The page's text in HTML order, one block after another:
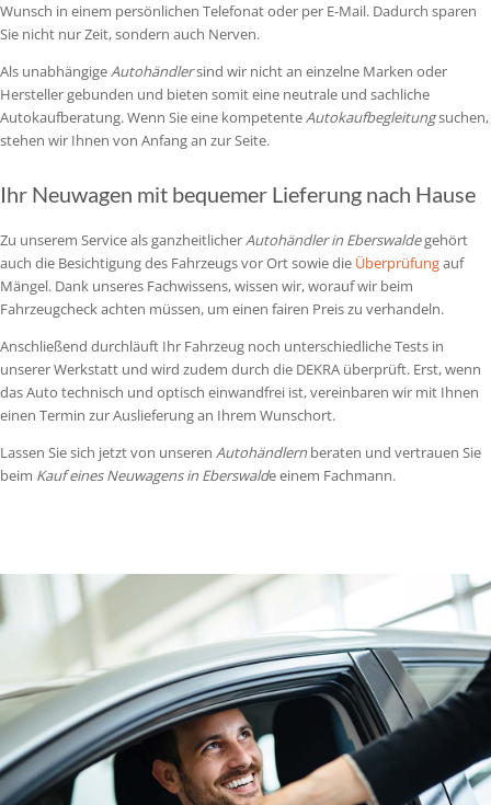
Wunsch in einem persönlichen Telefonat oder per E-Mail. Dadurch sparen
Sie nicht nur Zeit, sondern auch Nerven.
Als unabhängigeAutohändlersind wir nicht an einzelne Marken oder
Hersteller gebunden und bieten somit eine neutrale und sachliche
Autokaufberatung. Wenn Sie eine kompetenteAutokaufbegleitungsuchen,
stehen wir Ihnen von Anfang an zur Seite.
Ihr Neuwagen mit bequemer Lieferung nach Hause
Zu unserem Service als ganzheitlicher Autohändler in Eberswaldegehört
auch die Besichtigung des Fahrzeugs vor Ort sowie die Überprüfungauf
Mängel. Dank unseres Fachwissens, wissen wir, worauf wir beim
Fahrzeugcheck achten müssen, um einen fairen Preis zu verhandeln.
Anschließend durchläuft Ihr Fahrzeug noch unterschiedliche Tests in
unserer Werkstatt und wird zudem durch die DEKRA überprüft. Erst, wenn
das Auto technisch und optisch einwandfrei ist, vereinbaren wir mit Ihnen
einen Termin zur Auslieferung an Ihrem Wunschort.
Lassen Sie sich jetzt von unseren Autohändlern beraten und vertrauen Sie
beim Kauf eines Neuwagens in Eberswalde einem Fachmann.